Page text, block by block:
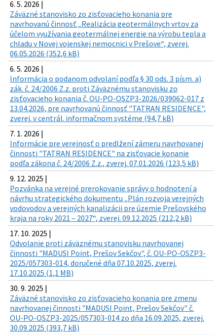
6. 5. 2026 |
Záväzné stanovisko zo zisťovacieho konania pre
navrhovanú činnosť „Realizácia geotermálnych vrtov za
účelom využívania geotermálnej energie na výrobu tepla a
chladu v Novej vojenskej nemocnici v Prešove“, zverej.
06.05.2026 (352,6 kB)
6. 5. 2026 |
Informácia o podanom odvolaní podľa § 30 ods. 3 písm. a)
zák. č. 24/2006 Z.z. proti Záväznému stanovisku zo
zisťovacieho konania č. OU-PO-OSZP3-2026/039062-017 z
13.04.2026, pre navrhovanú činnosť "TATRAN RESIDENCE",
zverej. v centrál. informačnom systéme (94,7 kB)
7. 1. 2026 |
Informácie pre verejnosť o predlžení zámeru navrhovanej
činnosti "TATRAN RESIDENCE" na zisťovacie konanie
podľa zákona č. 24/2006 Z.z., zverej. 07.01.2026 (123,5 kB)
9. 12. 2025 |
Pozvánka na verejné prerokovanie správy o hodnotení a
návrhu strategického dokumentu „Plán rozvoja verejných
vodovodov a verejných kanalizácii pre územie Prešovského
kraja na roky 2021 – 2027“, zverej. 09.12.2025 (212,2 kB)
17. 10. 2025 |
Odvolanie proti záväznému stanovisku navrhovanej
činnosti "MADUSI Point, Prešov Sekčov", č. OU-PO-OSZP3-
2025/057303-014, doručené dňa 07.10.2025, zverej.
17.10.2025 (1,1 MB)
30. 9. 2025 |
Záväzné stanovisko zo zisťovacieho konania pre zmenu
navrhovanej činnosti "MADUSI Point, Prešov Sekčov" č.
OU-PO-OSZP3-2025/057303-014 zo dňa 16.09.2025, zverej.
30.09.2025 (393,7 kB)